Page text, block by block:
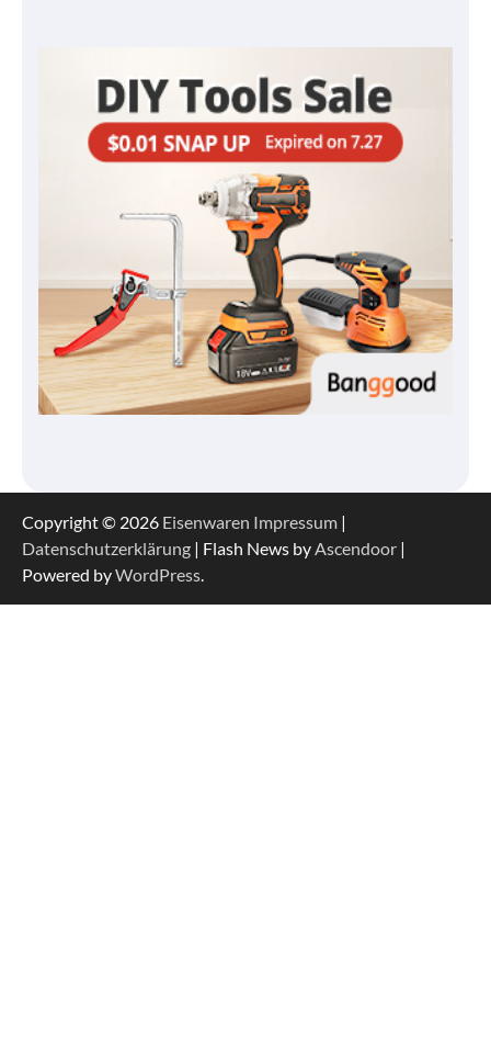
Copyright © 2026 Eisenwaren Impressum |
Datenschutzerklärung | Flash News byAscendoor |
Powered byWordPress.